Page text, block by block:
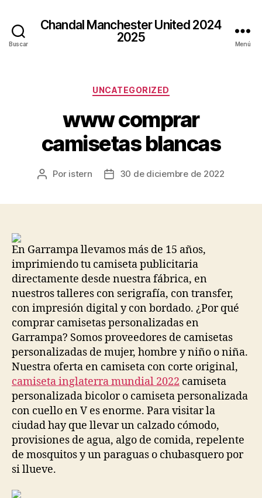
Buscar
Chandal Manchester United 2024
2025
Menú
Categorías
UNCATEGORIZED
www comprar
camisetas blancas
Autor
Por istern
Fecha30 de diciembre de 2022
En Garrampa llevamos más de 15 años,
imprimiendo tu camiseta publicitaria
directamente desde nuestra fábrica, en
nuestros talleres con serigrafía, con transfer,
con impresión digital y con bordado. ¿Por qué
comprar camisetas personalizadas en
Garrampa? Somos proveedores de camisetas
personalizadas de mujer, hombre y niño o niña.
Nuestra oferta en camiseta con corte original,
camiseta inglaterra mundial 2022 camiseta
personalizada bicolor o camiseta personalizada
con cuello en V es enorme. Para visitar la
ciudad hay que llevar un calzado cómodo,
provisiones de agua, algo de comida, repelente
de mosquitos y un paraguas o chubasquero por
si llueve.